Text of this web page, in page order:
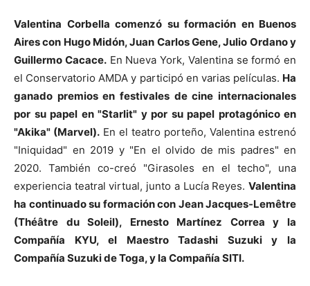
Valentina Corbella comenzó su formación en Buenos
Aires con Hugo Midón, Juan Carlos Gene, Julio Ordano y
Guillermo Cacace.En Nueva York, Valentina se formó en
el Conservatorio AMDA y participó en varias películas. Ha
ganado premios en festivales de cine internacionales
por su papel en "Starlit" y por su papel protagónico en
"Akika" (Marvel). En el teatro porteño, Valentina estrenó
"Iniquidad" en 2019 y "En el olvido de mis padres" en
2020. También co-creó "Girasoles en el techo", una
experiencia teatral virtual, junto a Lucía Reyes. Valentina
ha continuado su formación con Jean Jacques-Lemêtre
(Théâtre du Soleil), Ernesto Martínez Correa y la
Compañía KYU, el Maestro Tadashi Suzuki y la
Compañía Suzuki de Toga, y la Compañía SITI.